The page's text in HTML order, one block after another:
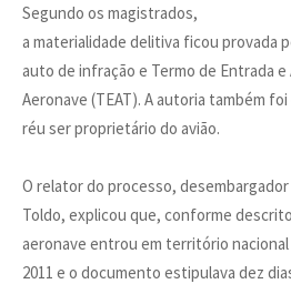
Segundo os magistrados,
a materialidade delitiva ficou provada
auto de infração e Termo de Entrada e
Aeronave (TEAT). A autoria também
réu ser proprietário do avião.
O relator do processo,
Toldo, explicou que, conforme descrito
aeronave entrou em território nacional
2011 e o documento estipulava dez